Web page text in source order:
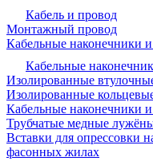
Кабель и провод
Монтажный провод
Кабельные наконечники
Кабельные
Изолированные
Изолированные
Кабельные наконечники
Трубчатые медные
Вставки для опрессовки
фасонных жилах